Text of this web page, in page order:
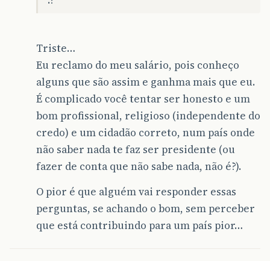
Triste…
Eu reclamo do meu salário, pois conheço
alguns que são assim e ganhma mais que eu.
É complicado você tentar ser honesto e um
bom profissional, religioso (independente do
credo) e um cidadão correto, num país onde
não saber nada te faz ser presidente (ou
fazer de conta que não sabe nada, não é?).
O pior é que alguém vai responder essas
perguntas, se achando o bom, sem perceber
que está contribuindo para um país pior…